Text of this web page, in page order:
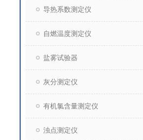
导热系数测定仪
自燃温度测定仪
盐雾试验器
灰分测定仪
有机氯含量测定仪
浊点测定仪